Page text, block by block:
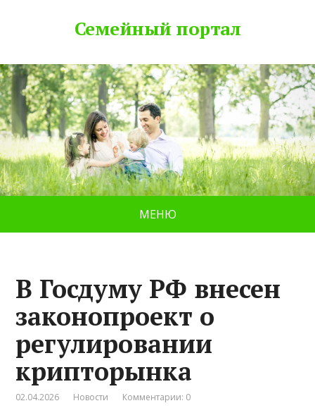
Семейный портал
МЕНЮ
В Госдуму РФ внесен
законопроект о
регулировании
крипторынка
02.04.2026 Новости Комментарии: 0